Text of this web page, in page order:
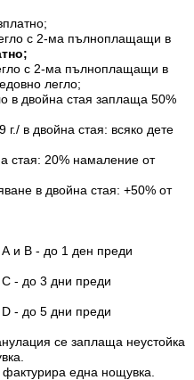
с 2-ма пълноплащащи в
с 2-ма пълноплащащи в
легло;
в двойна стая заплаща 50%
в двойна стая: всяко дете
стая: 20% намаление от
в двойна стая: +50% от
А и В - до 1 ден преди
С - до 3 дни преди
D - до 5 дни преди
се заплаща неустойка
една нощувка.